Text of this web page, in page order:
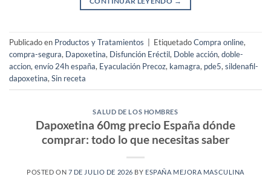
Publicado en Productos y Tratamientos EtiquetadoCompra online,
compra-segura, Dapoxetina, Disfunción Eréctil, Doble acción, doble-
accion, envío 24h españa, Eyaculación Precoz, kamagra, pde5, sildenafil-
dapoxetina, Sin receta
SALUD DE LOS HOMBRES
Dapoxetina 60mg precio España dónde
comprar: todo lo que necesitas saber
POSTED ON 7 DE JULIO DE 2026 BY ESPAÑA MEJORA MASCULINA